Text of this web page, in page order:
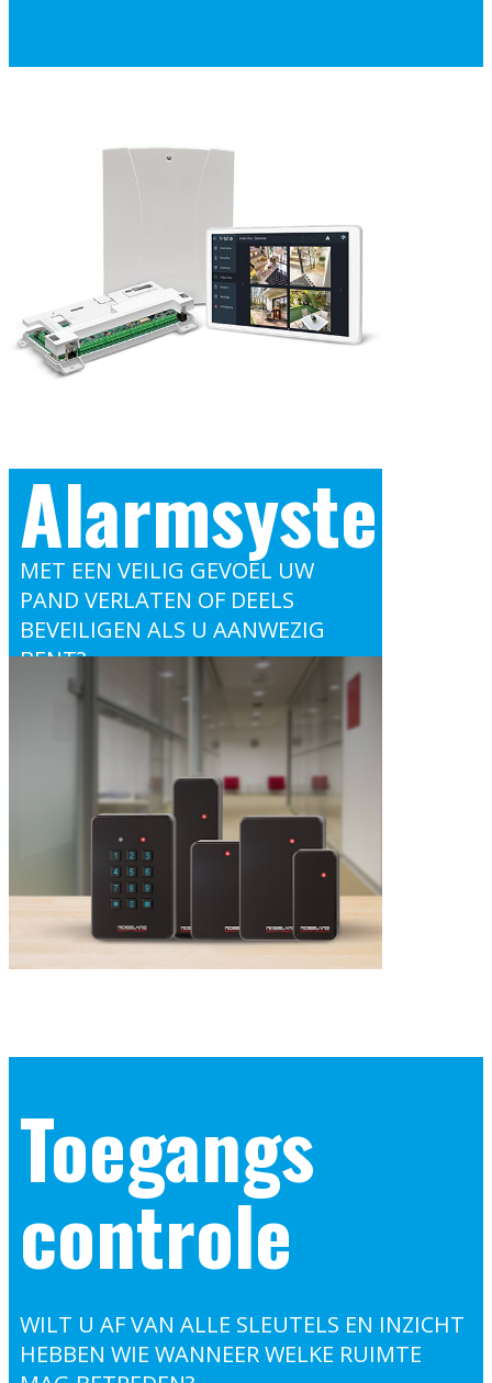
MET EEN VEILIG GEVOEL UW
PAND VERLATEN OF DEELS
BEVEILIGEN ALS U AANWEZIG
BENT?
WIJ WERKEN MET MODERNE
ALARMSYSTEMEN WELKE
EVENTUEEL OOK MIDDELS EEN
APP BEDIEND KUNNEN WORDEN.
Toegangs
controle
WILT U AF VAN ALLE SLEUTELS EN INZICHT
HEBBEN WIE WANNEER WELKE RUIMTE